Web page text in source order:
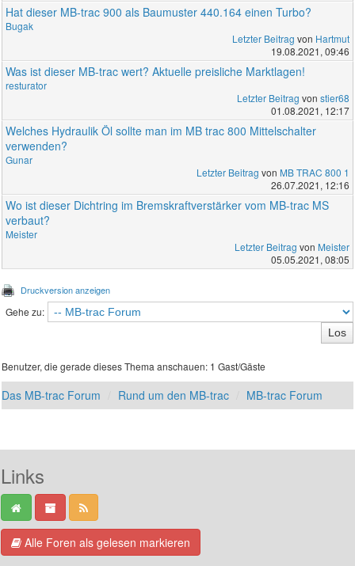
Hat dieser MB-trac 900 als Baumuster 440.164 einen Turbo?
Bugak
Letzter Beitrag von Hartmut
19.08.2021, 09:46
Was ist dieser MB-trac wert? Aktuelle preisliche Marktlagen!
resturator
Letzter Beitrag von stier68
01.08.2021, 12:17
Welches Hydraulik Öl sollte man im MB trac 800 Mittelschalter
verwenden?
Gunar
Letzter Beitrag von MB TRAC 800 1
26.07.2021, 12:16
Wo ist dieser Dichtring im Bremskraftverstärker vom MB-trac MS
verbaut?
Meister
Letzter Beitrag von Meister
05.05.2021, 08:05
Druckversion anzeigen
Gehe zu:
Benutzer, die gerade dieses Thema anschauen: 1 Gast/Gäste
Das MB-trac Forum Rund um den MB-trac MB-trac Forum
Links
Alle Foren als gelesen markieren